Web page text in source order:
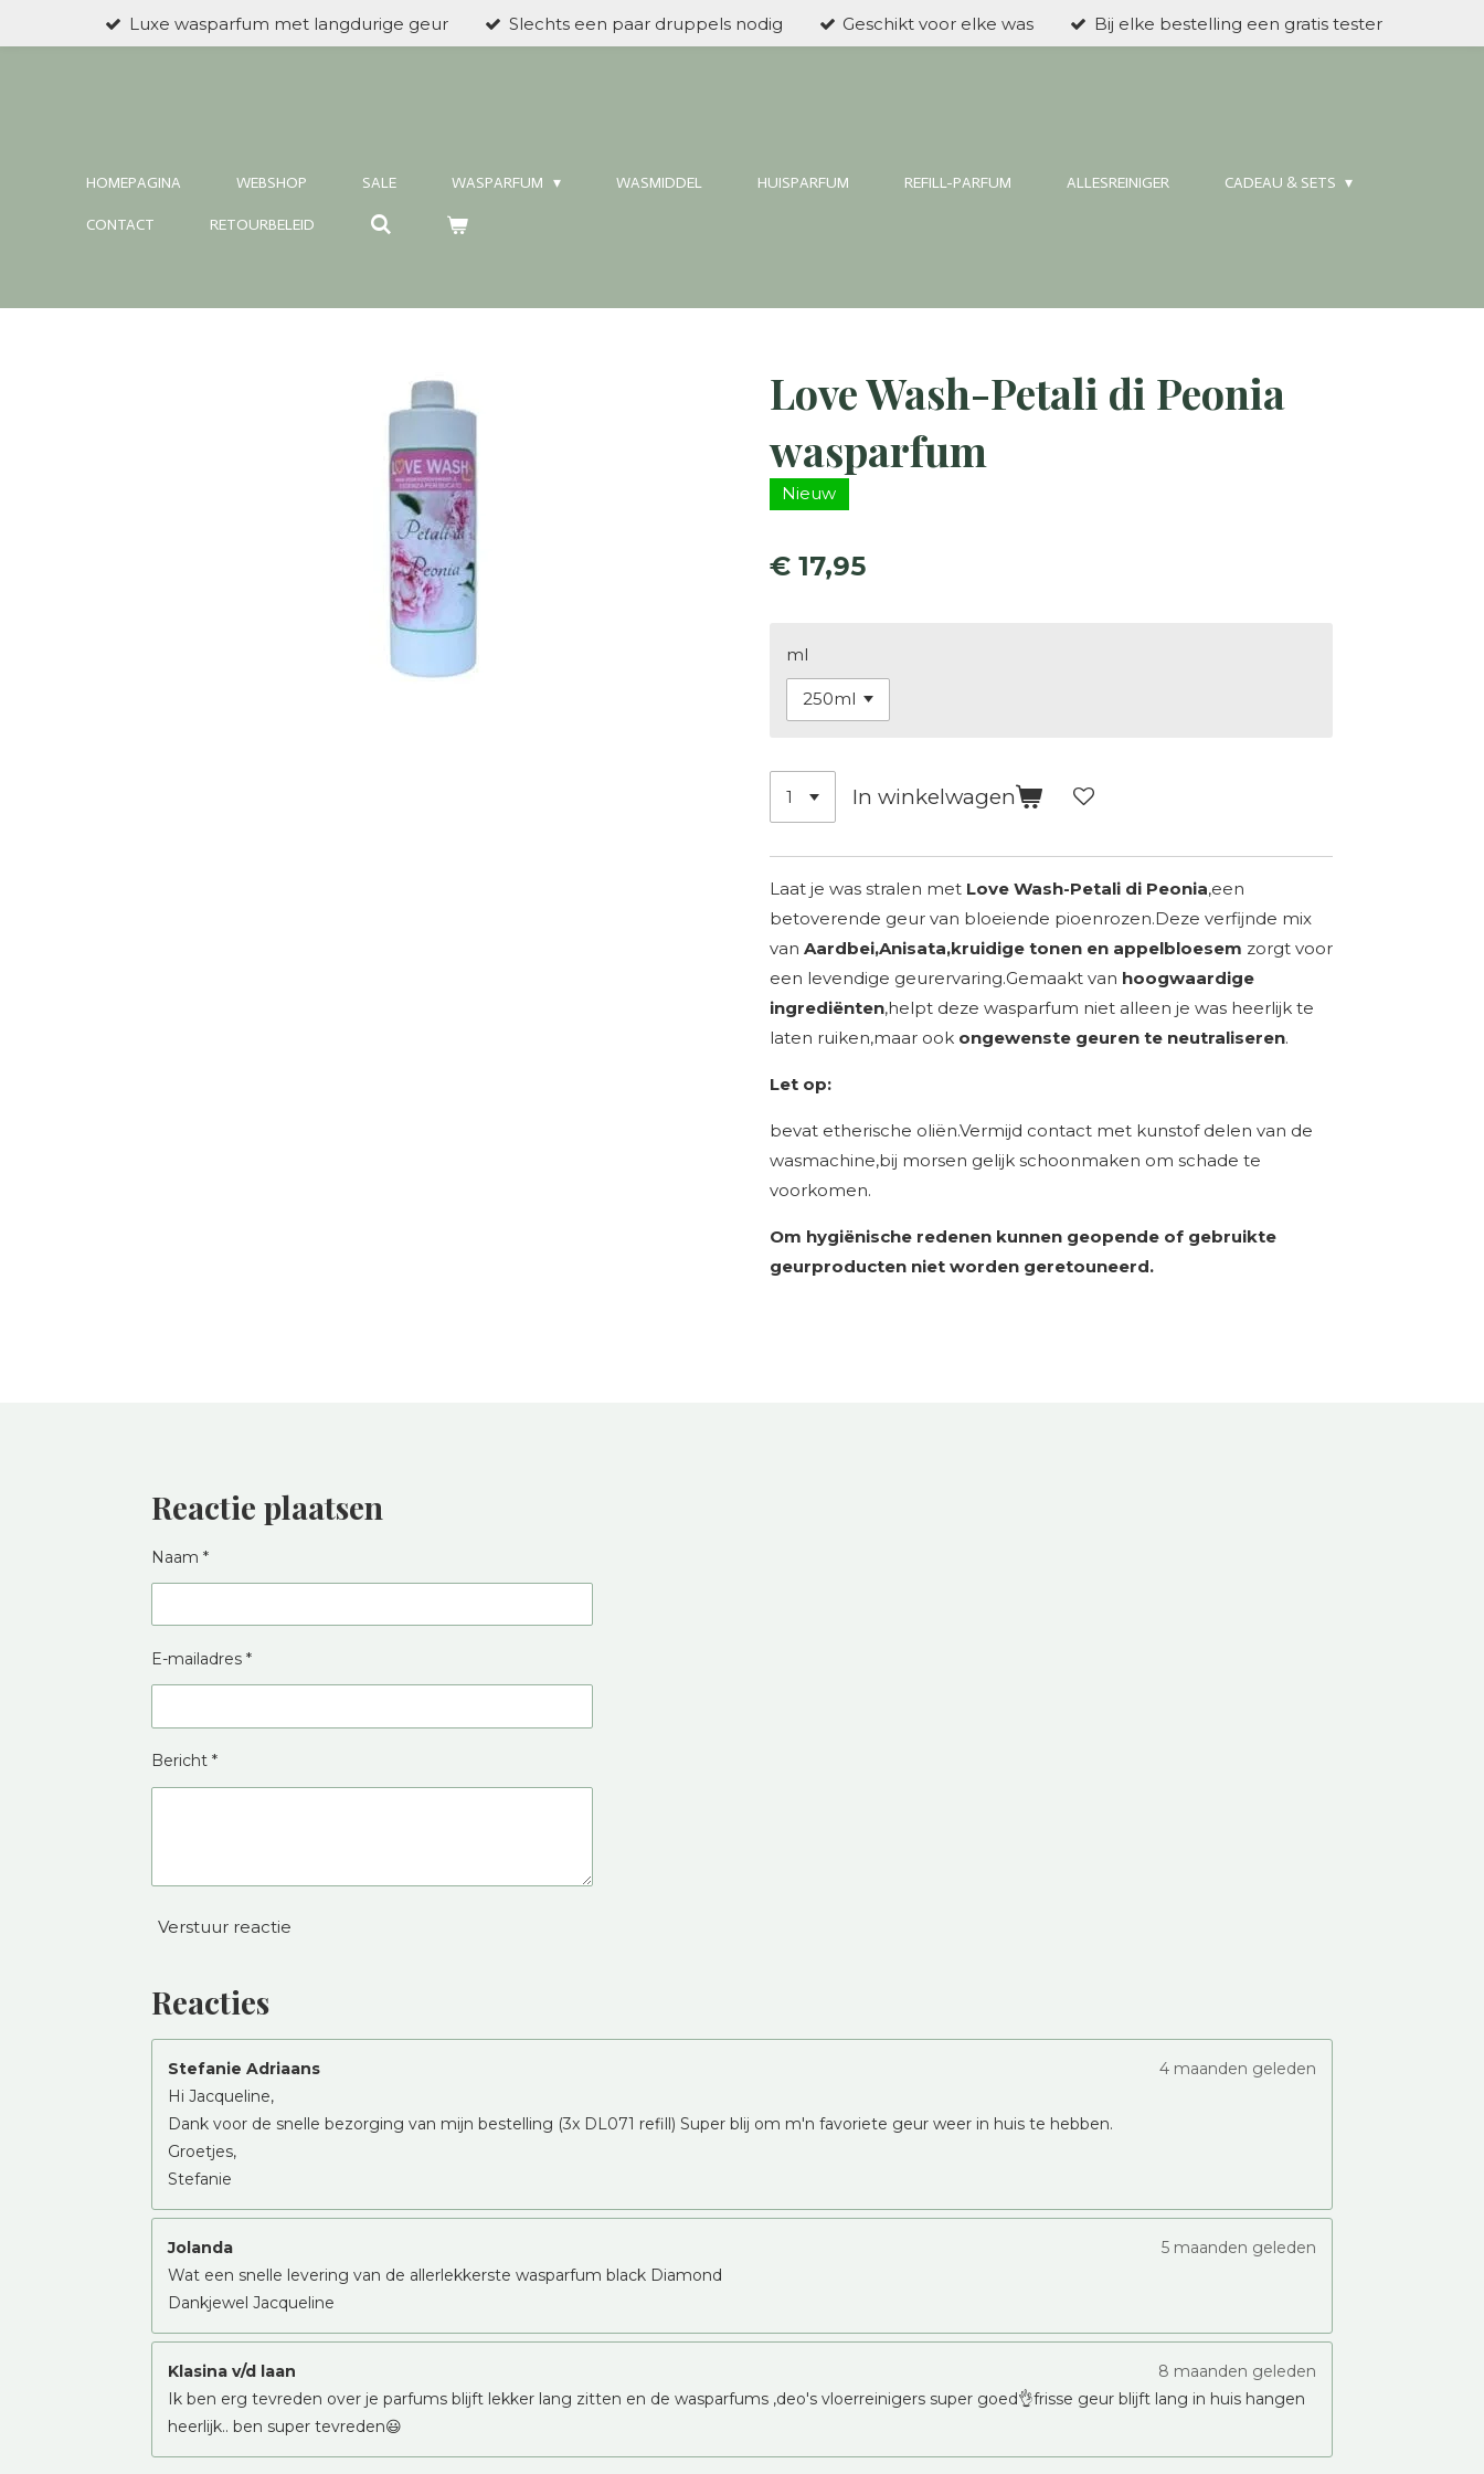
Luxe wasparfum met langdurige geur Slechts een paar druppels nodig Geschikt voor elke was Bij elke bestelling een gratis tester
HOMEPAGINA WEBSHOP SALE WASPARFUM WASMIDDEL HUISPARFUM REFILL-PARFUM ALLESREINIGER CADEAU & SETS
CONTACT RETOURBELEID
Love Wash-Petali di Peonia
wasparfum
Nieuw
€ 17,95
ml
In winkelwagen
Laat je was stralen met Love Wash-Petali di Peonia,een
betoverende geur van bloeiende pioenrozen.Deze verfijnde mix
van Aardbei,Anisata,kruidige tonen en appelbloesem zorgt voor
een levendige geurervaring.Gemaakt van hoogwaardige
ingrediënten,helpt deze wasparfum niet alleen je was heerlijk te
laten ruiken,maar ook ongewenste geuren te neutraliseren.
Let op:
bevat etherische oliën.Vermijd contact met kunstof delen van de
wasmachine,bij morsen gelijk schoonmaken om schade te
voorkomen.
Om hygiënische redenen kunnen geopende of gebruikte
geurproducten niet worden geretouneerd.
Reactie plaatsen
Naam *
E-mailadres *
Bericht *
Verstuur reactie
Reacties
Stefanie Adriaans
4 maanden geleden
Hi Jacqueline,
Dank voor de snelle bezorging van mijn bestelling (3x DL071 refill) Super blij om m'n favoriete geur weer in huis te hebben.
Groetjes,
Stefanie
Jolanda
5 maanden geleden
Wat een snelle levering van de allerlekkerste wasparfum black Diamond
Dankjewel Jacqueline
Klasina v/d laan
8 maanden geleden
Ik ben erg tevreden over je parfums blijft lekker lang zitten en de wasparfums ,deo's vloerreinigers super goed👌frisse geur blijft lang in huis hangen
heerlijk.. ben super tevreden😃